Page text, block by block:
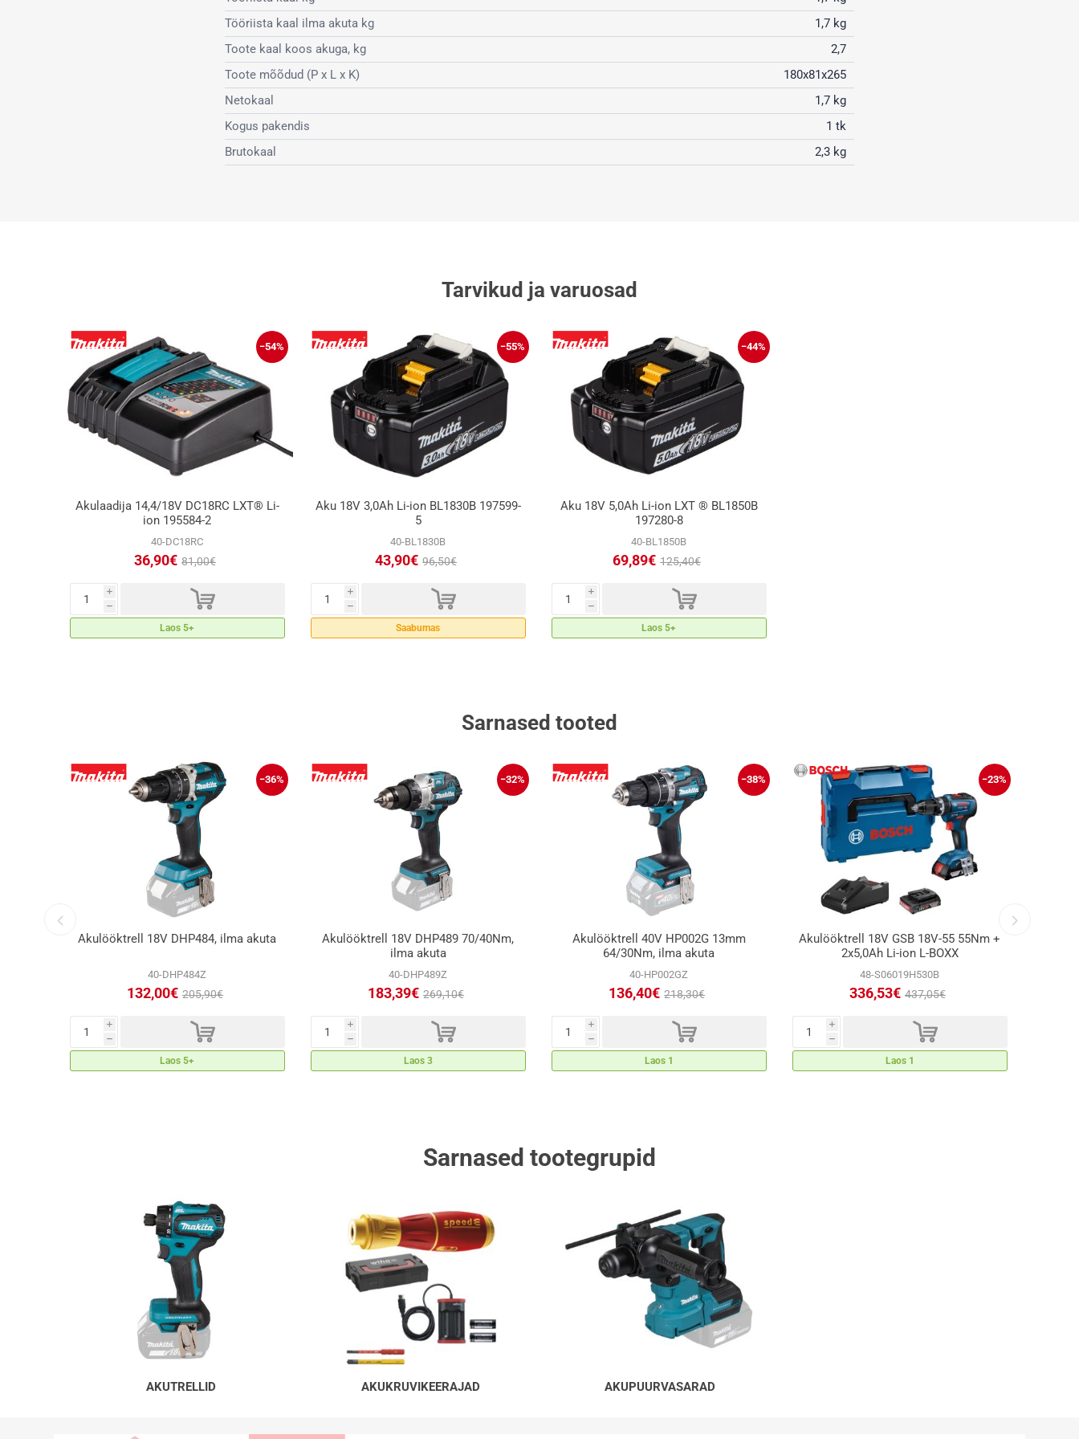
Tööriista kaal ilma akuta kg
1,7 kg
Toote kaal koos akuga, kg
2,7
Toote mõõdud (P x L x K)
180x81x265
Netokaal
1,7 kg
Kogus pakendis
1 tk
Brutokaal
2,3 kg
Tarvikud ja varuosad
−54%
Akulaadija 14,4/18V DC18RC LXT® Li-
ion 195584-2
40-DC18RC
36,90€ 81,00€
i
h d
Laos 5+
−55%
Aku 18V 3,0Ah Li-ion BL1830B 197599-
5
40-BL1830B
43,90€ 96,50€
i
h d
Saabumas
−44%
Aku 18V 5,0Ah Li-ion LXT ® BL1850B
197280-8
40-BL1850B
69,89€ 125,40€
i
h d
Laos 5+
Sarnased tooted
−36%
Akulööktrell 18V DHP484, ilma akuta
40-DHP484Z
132,00€ 205,90€
i
h d
Laos 5+
−32%
Akulööktrell 18V DHP489 70/40Nm,
ilma akuta
40-DHP489Z
183,39€ 269,10€
i
h d
Laos 3
−38%
Akulööktrell 40V HP002G 13mm
64/30Nm, ilma akuta
40-HP002GZ
136,40€ 218,30€
i
h d
Laos 1
−23%
Akulööktrell 18V GSB 18V-55 55Nm +
2x5,0Ah Li-ion L-BOXX
48-S06019H530B
336,53€ 437,05€
i
h d
Laos 1
Sarnased tootegrupid
AKUTRELLID AKUKRUVIKEERAJAD AKUPUURVASARAD